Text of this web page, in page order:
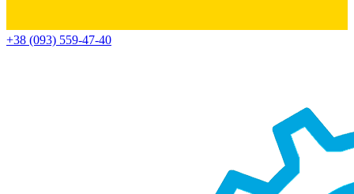
+38 (093) 559-47-40